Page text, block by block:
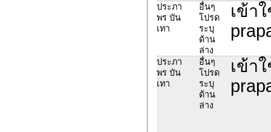
ประภา
พร บัน
เทา
อื่นๆ
โปรด
ระบุ
ด้าน
ล่าง
เข้า
ประภา
พร บัน
เทา
อื่นๆ
โปรด
ระบุ
ด้าน
ล่าง
เข้า